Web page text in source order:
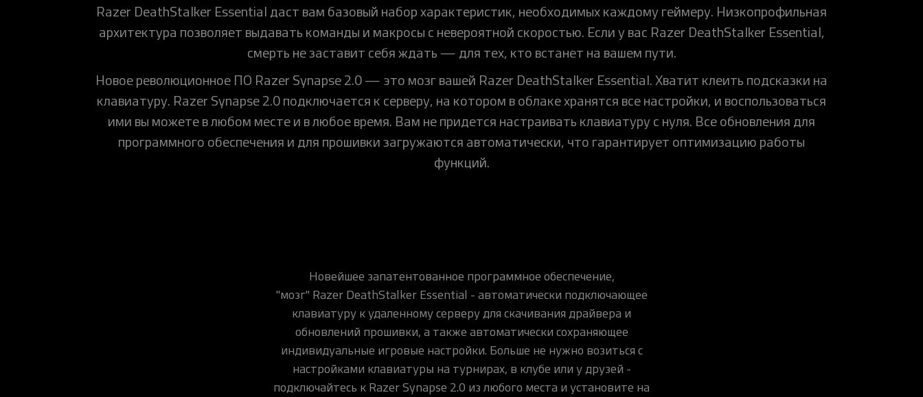
Razer DeathStalker Essential даст вам базовый набор характеристик, необходимых каждому геймеру. Низкопрофильная
архитектура позволяет выдавать команды и макросы с невероятной скоростью. Если у вас Razer DeathStalker Essential,
смерть не заставит себя ждать — для тех, кто встанет на вашем пути.
Новое революционное ПО Razer Synapse 2.0 — это мозг вашей Razer DeathStalker Essential. Хватит клеить подсказки на
клавиатуру. Razer Synapse 2.0 подключается к серверу, на котором в облаке хранятся все настройки, и воспользоваться
ими вы можете в любом месте и в любое время. Вам не придется настраивать клавиатуру с нуля. Все обновления для
программного обеспечения и для прошивки загружаются автоматически, что гарантирует оптимизацию работы
функций.
Новейшее запатентованное программное обеспечение,
"мозг" Razer DeathStalker Essential - автоматически подключающее
клавиатуру к удаленному серверу для скачивания драйвера и
обновлений прошивки, а также автоматически сохраняющее
индивидуальные игровые настройки. Больше не нужно возиться с
настройками клавиатуры на турнирах, в клубе или у друзей -
подключайтесь к Razer Synapse 2.0 из любого места и установите на